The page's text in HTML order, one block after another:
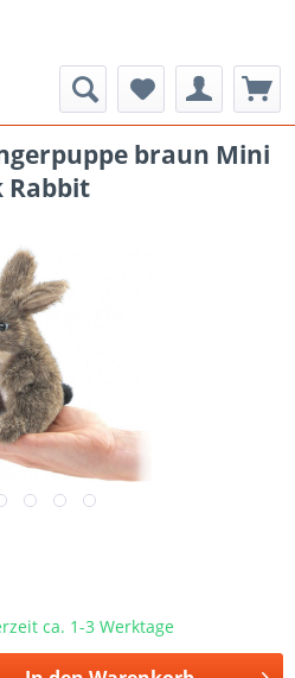
braun Mini
Rabbit
ca. 1-3 Werktage